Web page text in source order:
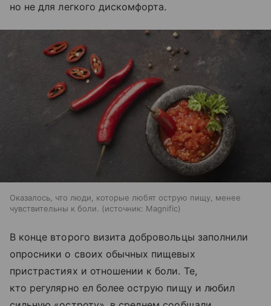
но не для легкого дискомфорта.
Оказалось, что люди, которые любят острую пищу, менее
чувствительны к боли.
источник: Magnific
В конце второго визита добровольцы заполнили
опросники о своих обычных пищевых
пристрастиях и отношении к боли. Те,
кто регулярно ел более острую пищу и любил